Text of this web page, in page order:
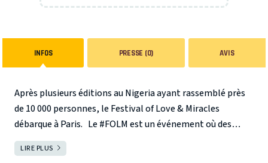
INFOS PRESSE (0) AVIS
Après plusieurs éditions au Nigeria ayant rassemblé près
de 10 000 personnes, le Festival of Love & Miracles
débarque à Paris. Le #FOLM est un événement où des
miracles et des guérisons sont réalisés, des vies sont
transformées et des cœurs sont restaurés.
LIRE PLUS